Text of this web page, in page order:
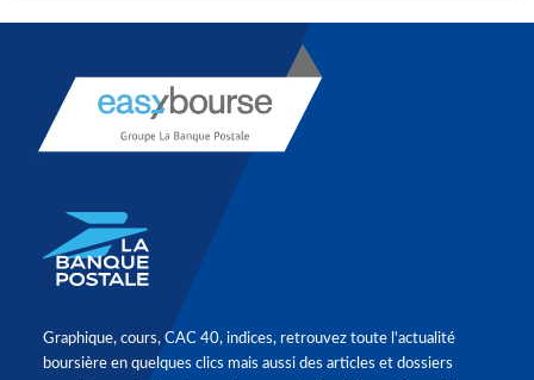
Graphique, cours, CAC 40, indices, retrouvez toute l'actualité
boursière en quelques clics mais aussi des articles et dossiers